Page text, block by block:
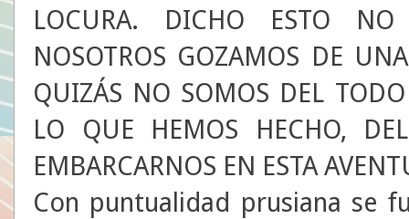
LOCURA. DICHO ESTO
NOSOTROS GOZAMOS DE
QUIZÁS NO SOMOS DEL
LO QUE HEMOS HECHO,
EMBARCARNOS EN ESTA
Con puntualidad prusiana se